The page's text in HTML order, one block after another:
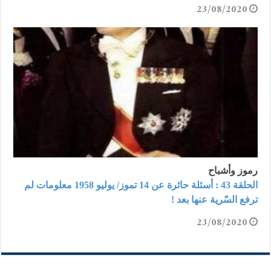
23/08/2020
رموز وأشباح
الحلقة 43 : أسئلة حائرة عن 14 تموز/ يوليو 1958 معلومات لم
ترفع السّرية عنها بعد !
23/08/2020